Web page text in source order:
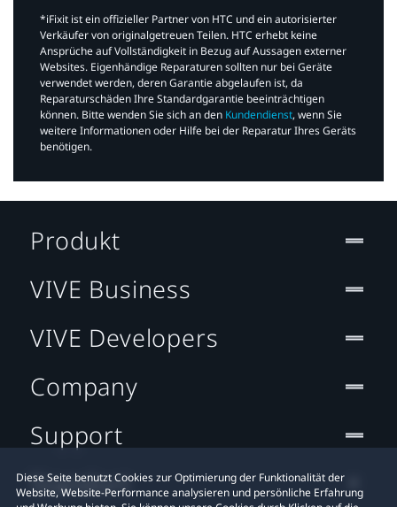
*iFixit ist ein offizieller Partner von HTC und ein autorisierter
Verkäufer von originalgetreuen Teilen. HTC erhebt keine
Ansprüche auf Vollständigkeit in Bezug auf Aussagen externer
Websites. Eigenhändige Reparaturen sollten nur bei Geräte
verwendet werden, deren Garantie abgelaufen ist, da
Reparaturschäden Ihre Standardgarantie beeinträchtigen
können. Bitte wenden Sie sich an den Kundendienst, wenn Sie
weitere Informationen oder Hilfe bei der Reparatur Ihres Geräts
benötigen.​
Diese Seite benutzt Cookies zur Optimierung der Funktionalität der
Website, Website-Performance analysieren und persönliche Erfahrung
Produkt
VIVE Business
VIVE Developers
Company
Support
Standort